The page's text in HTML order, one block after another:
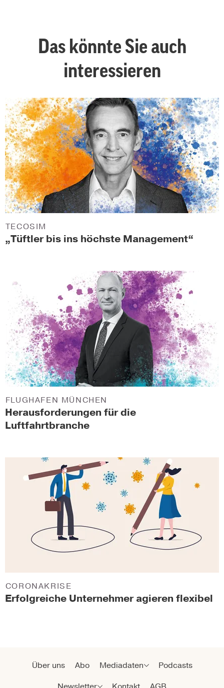
Das könnte Sie auch
interessieren
„Tüftler bis ins höchste Management“
TECOSIM
Herausforderungen für die
Luftfahrtbranche
FLUGHAFEN MÜNCHEN
Erfolgreiche Unternehmer agieren flexibel
CORONAKRISE
Über uns Abo Mediadaten
Podcasts